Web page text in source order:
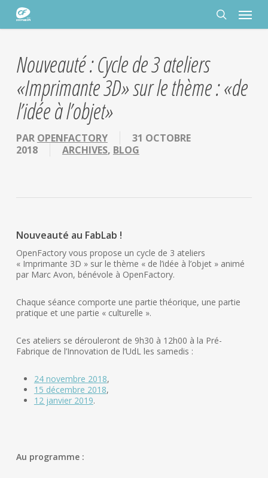
Panneau de gestion des cookies
Passer
contenu
rechercher
Menu
Nouveauté : Cycle de 3 ateliers
«Imprimante 3D» sur le thème : «de
l’idée à l’objet»
PAR OPENFACTORY
31 OCTOBRE
2018
ARCHIVES, BLOG
Nouveauté au FabLab !
OpenFactory vous propose un cycle de 3 ateliers
« Imprimante 3D » sur le thème « de l’idée à l’objet » animé
par Marc Avon, bénévole à OpenFactory.
Chaque séance comporte une partie théorique, une partie
pratique et une partie « culturelle ».
Ces ateliers se dérouleront de 9h30 à 12h00 à la Pré-
Fabrique de l’Innovation de l’UdL les samedis :
24 novembre 2018,
15 décembre 2018,
12 janvier 2019.
Au programme :